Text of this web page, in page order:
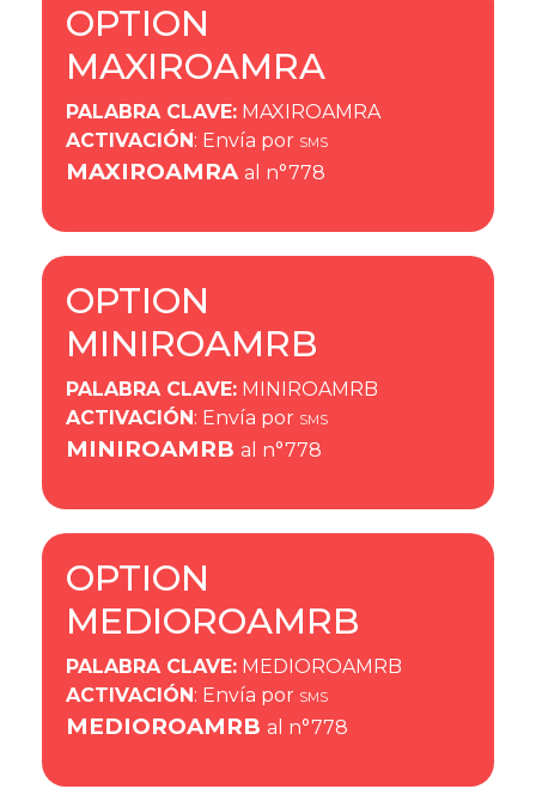
OPTION
MAXIROAMRA
PALABRA CLAVE: MAXIROAMRA
ACTIVACIÓN: Envía por SMS
MAXIROAMRA al n°778
OPTION
MINIROAMRB
PALABRA CLAVE: MINIROAMRB
ACTIVACIÓN: Envía por SMS
MINIROAMRB al n°778
OPTION
MEDIOROAMRB
PALABRA CLAVE: MEDIOROAMRB
ACTIVACIÓN: Envía por SMS
MEDIOROAMRB al n°778